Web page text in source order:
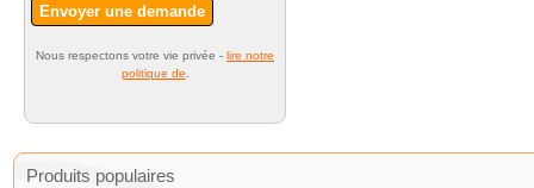
Envoyer une demande
Nous respectons votre vie privée - lire notre
politique de.
Produits populaires